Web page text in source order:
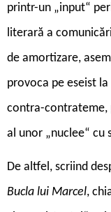
printr-un „input“
literară a
de amortizare,
provoca pe eseist
contra-contrateme,
al unor „nuclee“ cu
De altfel, scriind
Bucla lui Marcel,